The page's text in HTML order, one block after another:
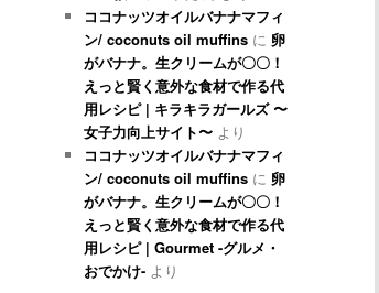
ココナッツオイルバナナマフィ
ン/ coconuts oil muffins に 卵
がバナナ。生クリームが〇〇！
えっと賢く意外な食材で作る代
用レシピ | キラキラガールズ 〜
女子力向上サイト〜 より
ココナッツオイルバナナマフィ
ン/ coconuts oil muffins に 卵
がバナナ。生クリームが〇〇！
えっと賢く意外な食材で作る代
用レシピ | Gourmet -グルメ・
おでかけ- より